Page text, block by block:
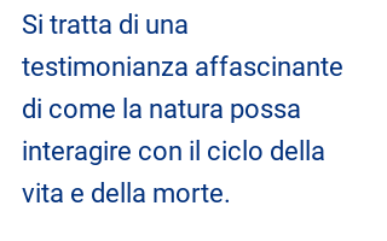
Si tratta di una
testimonianza affascinante
di come la natura possa
interagire con il ciclo della
vita e della morte.